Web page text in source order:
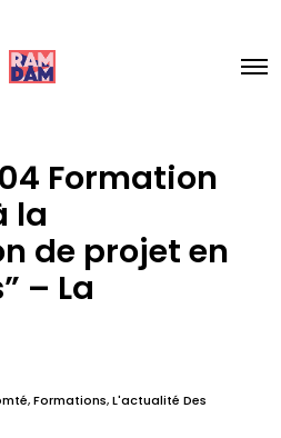
Formation
la
de projet en
– La
,Formations,L'actualité Des